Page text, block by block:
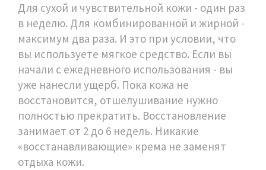
Для сухой и чувствительной кожи - один раз
в неделю. Для комбинированной и жирной -
максимум два раза. И это при условии, что
вы используете мягкое средство. Если вы
начали с ежедневного использования - вы
уже нанесли ущерб. Пока кожа не
восстановится, отшелушивание нужно
полностью прекратить. Восстановление
занимает от 2 до 6 недель. Никакие
«восстанавливающие» крема не заменят
отдыха кожи.